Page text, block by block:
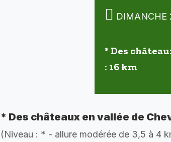
* Des
: 16 km
* Des châteaux en vallée de
(Niveau : * - allure modérée de 3,5 à 4